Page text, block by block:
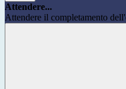
Attendere...
Attendere il completamento